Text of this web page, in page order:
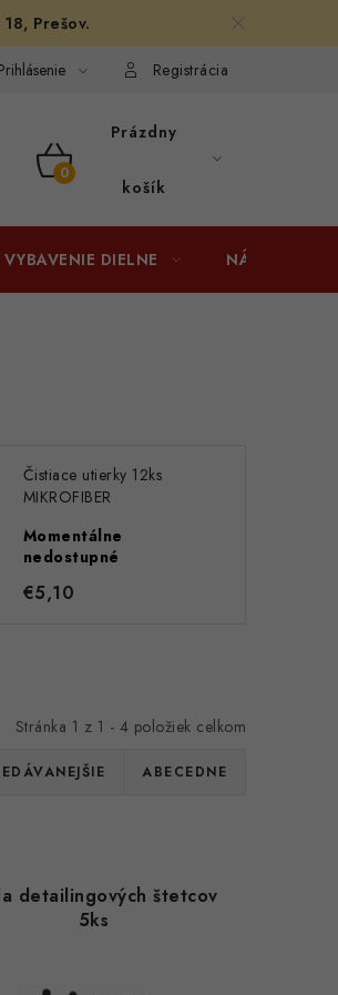
Prešov.
v Prešove Ako funguje Packeta?
Registrácia
NÁKUPNÝ
Prázdny
košík
VYBAVENIE DIELNE NÁRADIE
Čistiace utierky 12ks
MIKROFIBER
Momentálne
nedostupné
€5,10
Stránka 1 z 1 - 4 položiek celkom
ABECEDNE
detailingových štetcov
5ks